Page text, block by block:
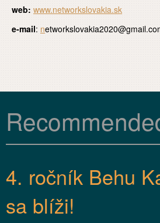
web: www.networkslovakia.sk
e-mail: n
4. ročník Behu
sa blíži!